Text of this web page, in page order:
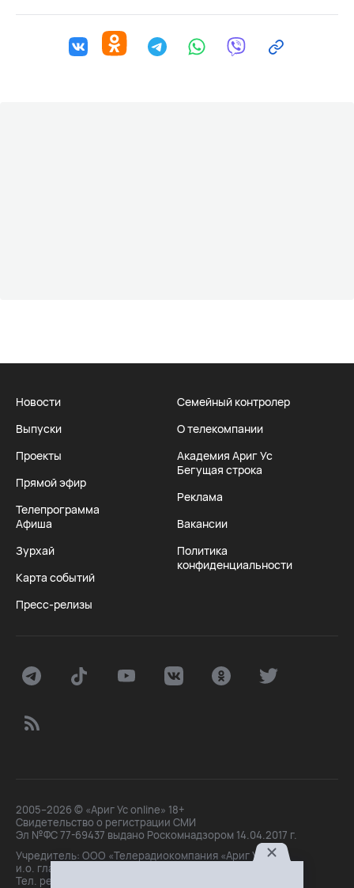
Новости
Выпуски
Проекты
Прямой эфир
Телепрограмма
Афиша
Зурхай
Карта событий
Пресс-релизы
Семейный контролер
О телекомпании
Академия Ариг Ус
Бегущая строка
Реклама
Вакансии
Политика
конфиденциальности
2005–2026 © «Ариг Ус online» 18+
Свидетельство о регистрации СМИ
Эл №ФС 77-69437 выдано Роскомнадзором 14.04.2017 г.
Учредитель: ООО «Телерадиокомпания «Ариг Ус»,
и.о. главного редактора: Маханова О.Б.
Тел. peдakции: +7(3012)21-30-14,